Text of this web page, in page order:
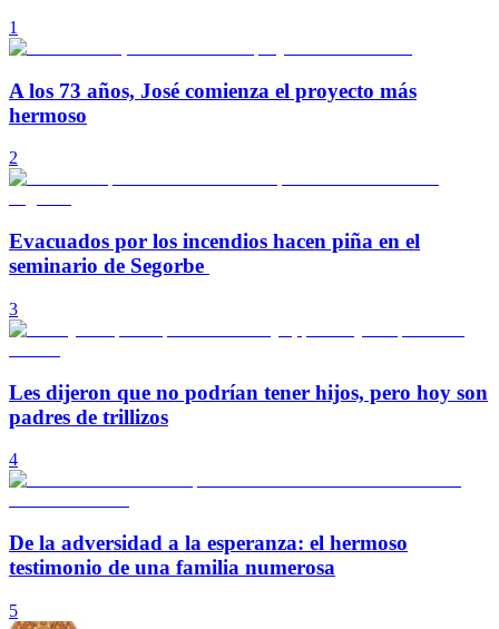
1
A los 73 años, José comienza el proyecto más
hermoso
2
Evacuados por los incendios hacen piña en el
seminario de Segorbe
3
Les dijeron que no podrían tener hijos, pero hoy son
padres de trillizos
4
De la adversidad a la esperanza: el hermoso
testimonio de una familia numerosa
5